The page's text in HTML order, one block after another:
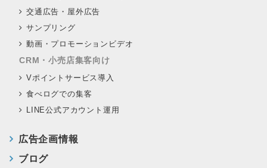
交通広告・屋外広告
サンプリング
動画・プロモーションビデオ
CRM・小売店集客向け
Vポイントサービス導入
食べログでの集客
LINE公式アカウント運用
広告企画情報
ブログ